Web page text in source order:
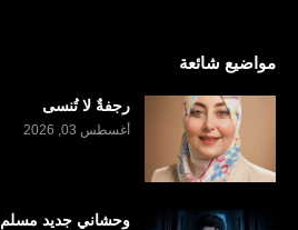
مواضيع شائعة
رجفةٌ لا تُنسى
أغسطس 03, 2026
وحشاني جديد مسلم